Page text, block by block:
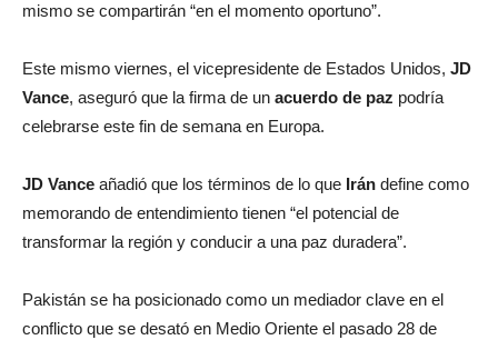
mismo se compartirán “en el momento oportuno”.
Este mismo viernes, el vicepresidente de Estados Unidos, JD
Vance, aseguró que la firma de un acuerdo de paz podría
celebrarse este fin de semana en Europa.
JD Vance añadió que los términos de lo que Irán define como
memorando de entendimiento tienen “el potencial de
transformar la región y conducir a una paz duradera”.
Pakistán se ha posicionado como un mediador clave en el
conflicto que se desató en Medio Oriente el pasado 28 de